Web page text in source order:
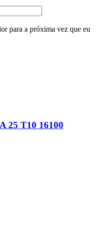
para a próxima vez que eu
25 T10 16100